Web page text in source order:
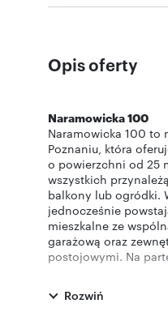
Opis oferty
Naramowicka 100
Naramowicka 100 to
Poznaniu, która
o powierzchni od 25
wszystkich
balkony lub ogródki.
jednocześnie
mieszkalne ze
garażową oraz
postojowymi. Na
z możliwością
Rozwiń